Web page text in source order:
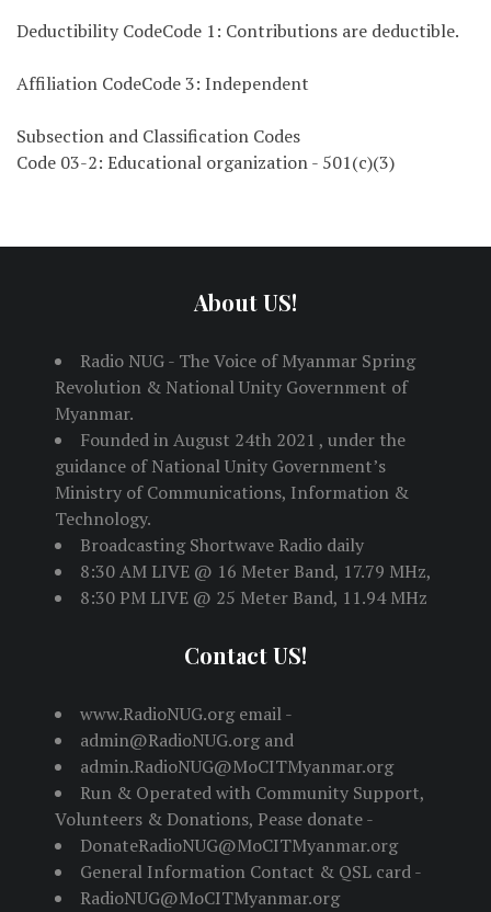
Deductibility CodeCode 1: Contributions are deductible.
Affiliation CodeCode 3: Independent
Subsection and Classification Codes
Code 03-2: Educational organization - 501(c)(3)
About US!
Radio NUG - The Voice of Myanmar Spring
Revolution & National Unity Government of
Myanmar.
Founded in August 24th 2021 , under the
guidance of National Unity Government’s
Ministry of Communications, Information &
Technology.
Broadcasting Shortwave Radio daily
8:30 AM LIVE @ 16 Meter Band, 17.79 MHz,
8:30 PM LIVE @ 25 Meter Band, 11.94 MHz
Contact US!
www.RadioNUG.org email -
admin@RadioNUG.org and
admin.RadioNUG@MoCITMyanmar.org
Run & Operated with Community Support,
Volunteers & Donations, Pease donate -
DonateRadioNUG@MoCITMyanmar.org
General Information Contact & QSL card -
RadioNUG@MoCITMyanmar.org